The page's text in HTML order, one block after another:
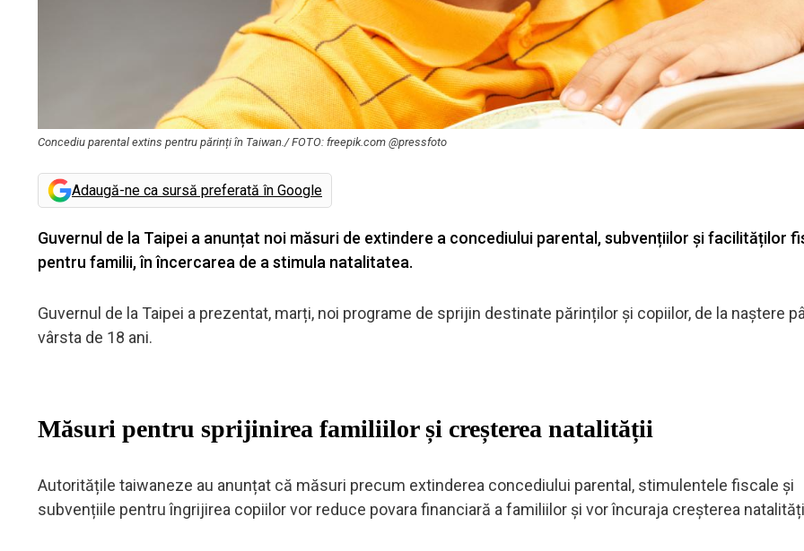
Concediu parental extins pentru părinți în Taiwan./ FOTO: freepik.com @pressfoto
Adaugă-ne ca sursă preferată în Google
Guvernul de la Taipei a anunțat noi măsuri de extindere a concediului parental, subvențiilor și facilităților
pentru familii, în încercarea de a stimula natalitatea.
Guvernul de la Taipei a prezentat, marți, noi programe de sprijin destinate părinților și copiilor, de la naștere
vârsta de 18 ani.
Măsuri pentru sprijinirea familiilor și creșterea natalității
Autoritățile taiwaneze au anunțat că măsuri precum extinderea concediului parental, stimulentele fiscale și
subvențiile pentru îngrijirea copiilor vor reduce povara financiară a familiilor și vor încuraja creșterea